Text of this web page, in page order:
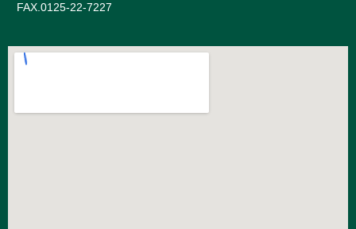
FAX.0125-22-7227